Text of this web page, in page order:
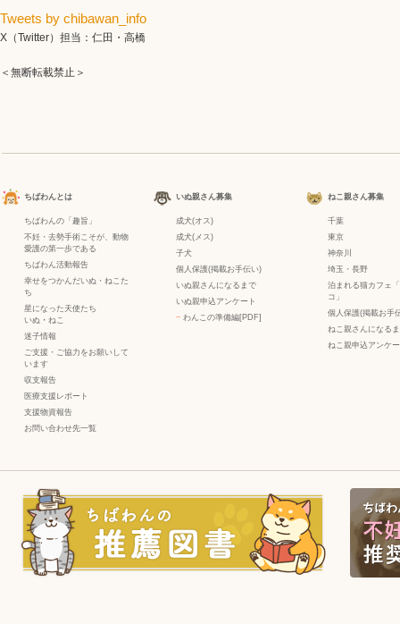
Tweets by chibawan_info
X（Twitter）担当：仁田・高橋
＜無断転載禁止＞
ちばわんとは
ちばわんの「趣旨」
不妊・去勢手術こそが、動物
愛護の第一歩である
ちばわん活動報告
幸せをつかんだいぬ・ねこた
ち
星になった天使たち
いぬ ・ ねこ
迷子情報
ご支援・ご協力をお願いして
います
収支報告
医療支援レポート
支援物資報告
お問い合わせ先一覧
いぬ親さん募集
成犬(オス)
成犬(メス)
子犬
個人保護(掲載お手伝い)
いぬ親さんになるまで
いぬ親申込アンケート
− わんこの準備編[PDF]
ねこ親さん募集
千葉
東京
神奈川
埼玉・長野
泊まれる猫カフェ
コ」
個人保護(掲載お手
ねこ親さんになる
ねこ親申込アンケ